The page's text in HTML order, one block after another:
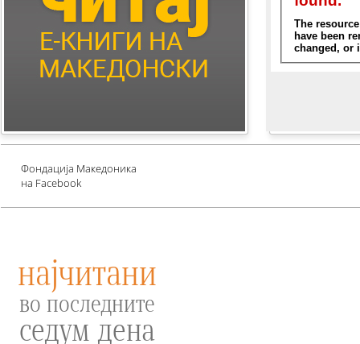
Children's Literature
Млади автори
Е-книги за едукација
против зависности и
Фондација Македоника
на Facebook
најчитани
во последните
седум дена